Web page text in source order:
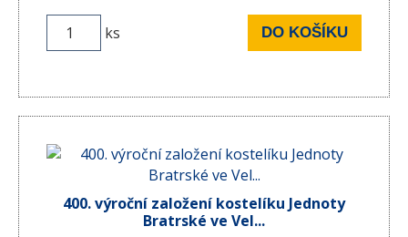
ks DO KOŠÍKU
400. výroční založení kostelíku Jednoty
Bratrské ve Vel...